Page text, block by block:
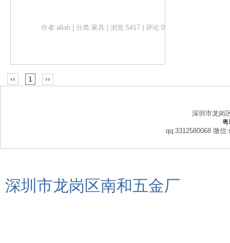
作者:allah | 分类:家具 | 浏览:5417 | 评论:0
‹‹ 1 ››
深圳市龙岗
粤
qq:3312580068 微
深圳市龙岗区南和五金厂